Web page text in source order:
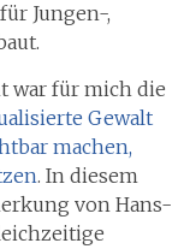
Jungen-,
war für mich die
Gewalt
machen,
. In diesem
von Hans-